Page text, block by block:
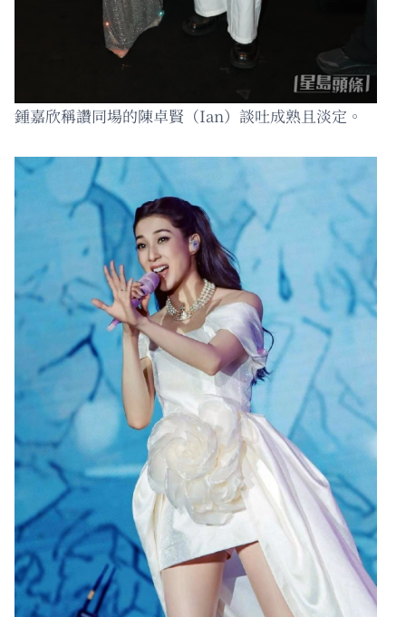
鍾嘉欣稱讚同場的陳卓賢（Ian）談吐成熟且淡定。